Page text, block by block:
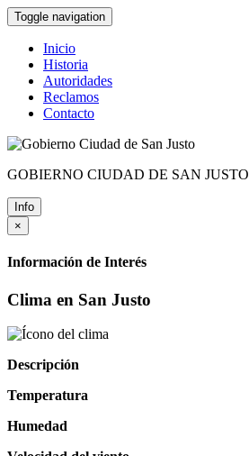
Toggle navigation
Inicio
Historia
Autoridades
Reclamos
Contacto
GOBIERNO CIUDAD DE SAN JUSTO
Info
×
Información de Interés
Clima en San Justo
Descripción
Temperatura
Humedad